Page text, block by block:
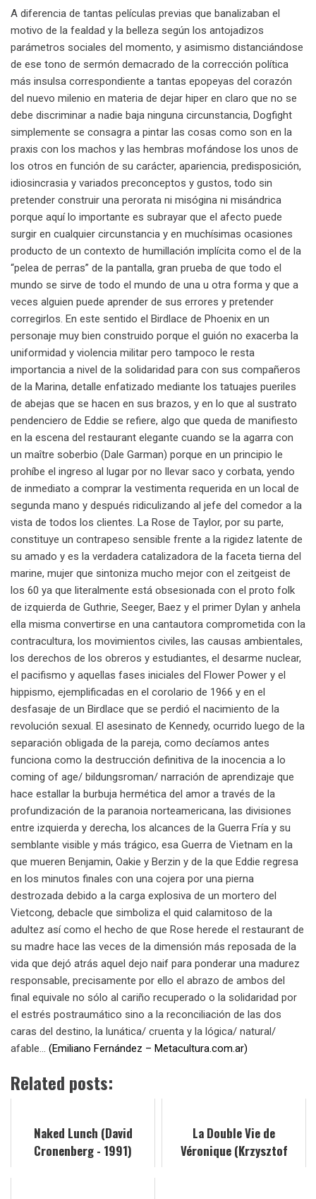
A diferencia de tantas películas previas que banalizaban el
motivo de la fealdad y la belleza según los antojadizos
parámetros sociales del momento, y asimismo distanciándose
de ese tono de sermón demacrado de la corrección política
más insulsa correspondiente a tantas epopeyas del corazón
del nuevo milenio en materia de dejar hiper en claro que no se
debe discriminar a nadie baja ninguna circunstancia, Dogfight
simplemente se consagra a pintar las cosas como son en la
praxis con los machos y las hembras mofándose los unos de
los otros en función de su carácter, apariencia, predisposición,
idiosincrasia y variados preconceptos y gustos, todo sin
pretender construir una perorata ni misógina ni misándrica
porque aquí lo importante es subrayar que el afecto puede
surgir en cualquier circunstancia y en muchísimas ocasiones
producto de un contexto de humillación implícita como el de la
“pelea de perras” de la pantalla, gran prueba de que todo el
mundo se sirve de todo el mundo de una u otra forma y que a
veces alguien puede aprender de sus errores y pretender
corregirlos. En este sentido el Birdlace de Phoenix en un
personaje muy bien construido porque el guión no exacerba la
uniformidad y violencia militar pero tampoco le resta
importancia a nivel de la solidaridad para con sus compañeros
de la Marina, detalle enfatizado mediante los tatuajes pueriles
de abejas que se hacen en sus brazos, y en lo que al sustrato
pendenciero de Eddie se refiere, algo que queda de manifiesto
en la escena del restaurant elegante cuando se la agarra con
un maître soberbio (Dale Garman) porque en un principio le
prohíbe el ingreso al lugar por no llevar saco y corbata, yendo
de inmediato a comprar la vestimenta requerida en un local de
segunda mano y después ridiculizando al jefe del comedor a la
vista de todos los clientes. La Rose de Taylor, por su parte,
constituye un contrapeso sensible frente a la rigidez latente de
su amado y es la verdadera catalizadora de la faceta tierna del
marine, mujer que sintoniza mucho mejor con el zeitgeist de
los 60 ya que literalmente está obsesionada con el proto folk
de izquierda de Guthrie, Seeger, Baez y el primer Dylan y anhela
ella misma convertirse en una cantautora comprometida con la
contracultura, los movimientos civiles, las causas ambientales,
los derechos de los obreros y estudiantes, el desarme nuclear,
el pacifismo y aquellas fases iniciales del Flower Power y el
hippismo, ejemplificadas en el corolario de 1966 y en el
desfasaje de un Birdlace que se perdió el nacimiento de la
revolución sexual. El asesinato de Kennedy, ocurrido luego de la
separación obligada de la pareja, como decíamos antes
funciona como la destrucción definitiva de la inocencia a lo
coming of age/ bildungsroman/ narración de aprendizaje que
hace estallar la burbuja hermética del amor a través de la
profundización de la paranoia norteamericana, las divisiones
entre izquierda y derecha, los alcances de la Guerra Fría y su
semblante visible y más trágico, esa Guerra de Vietnam en la
que mueren Benjamin, Oakie y Berzin y de la que Eddie regresa
en los minutos finales con una cojera por una pierna
destrozada debido a la carga explosiva de un mortero del
Vietcong, debacle que simboliza el quid calamitoso de la
adultez así como el hecho de que Rose herede el restaurant de
su madre hace las veces de la dimensión más reposada de la
vida que dejó atrás aquel dejo naif para ponderar una madurez
responsable, precisamente por ello el abrazo de ambos del
final equivale no sólo al cariño recuperado o la solidaridad por
el estrés postraumático sino a la reconciliación de las dos
caras del destino, la lunática/ cruenta y la lógica/ natural/
afable… (Emiliano Fernández – Metacultura.com.ar)
Related posts:
Naked Lunch (David
Cronenberg - 1991)
La Double Vie de
Véronique (Krzysztof